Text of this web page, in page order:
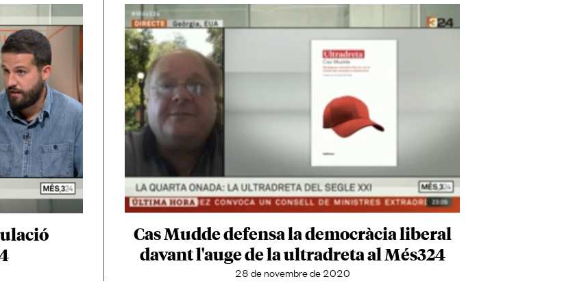
Cas Mudde defensa la democràcia liberal
davant l'auge de la ultradreta al Més324
28 de novembre de 2020